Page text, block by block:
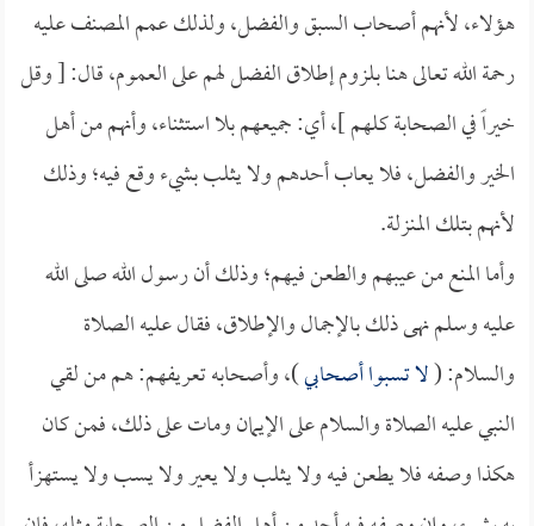
هؤلاء، لأنهم أصحاب السبق والفضل، ولذلك عمم المصنف عليه
رحمة الله تعالى هنا بلزوم إطلاق الفضل لهم على العموم، قال: [ وقل
خيراً في الصحابة كلهم ]، أي: جميعهم بلا استثناء، وأنهم من أهل
الخير والفضل، فلا يعاب أحدهم ولا يثلب بشيء وقع فيه؛ وذلك
لأنهم بتلك المنزلة.
وأما المنع من عيبهم والطعن فيهم؛ وذلك أن رسول الله صلى الله
عليه وسلم نهى ذلك بالإجمال والإطلاق، فقال عليه الصلاة
والسلام: (لا تسبوا أصحابي)، وأصحابه تعريفهم: هم من لقي
النبي عليه الصلاة والسلام على الإيمان ومات على ذلك، فمن كان
هكذا وصفه فلا يطعن فيه ولا يثلب ولا يعير ولا يسب ولا يستهزأ